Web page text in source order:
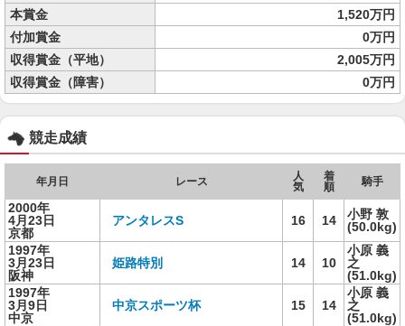
本賞金
1,520万円
付加賞金
0万円
収得賞金（平地）
2,005万円
収得賞金（障害）
0万円
競走成績
年月日 レース
人
気
着
順
騎手
2000年
4月23日
京都
アンタレスS 16 14
小野 敦
(50.0kg)
1997年
3月23日
阪神
姫路特別 14 10
小原 義
之
(51.0kg)
1997年
3月9日
中京
中京スポーツ杯 15 14
小原 義
之
(51.0kg)